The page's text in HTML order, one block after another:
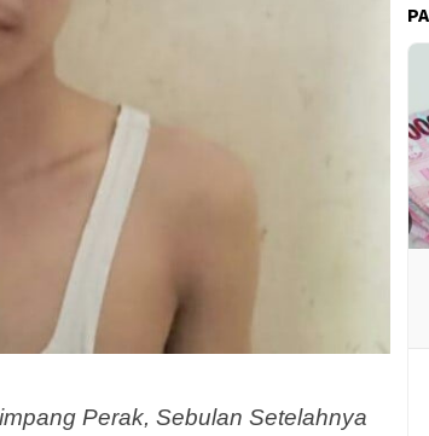
Perak, Sebulan Setelahnya